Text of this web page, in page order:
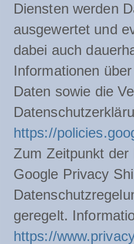
Diensten werden
ausgewertet und
dabei auch
Informationen
Daten sowie die
https://
Zum Zeitpunkt der
Google Privacy
geregelt.
https://